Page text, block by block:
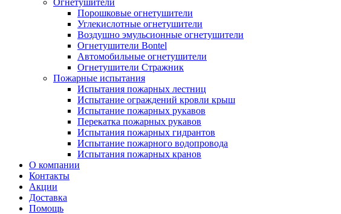
Огнетушители
Порошковые огнетушители
Углекислотные огнетушители
Воздушно эмульсионные огнетушители
Огнетушители Bontel
Автомобильные огнетушители
Огнетушители Стражник
Пожарные испытания
Испытания пожарных лестниц
Испытание ограждений кровли крыш
Испытание пожарных рукавов
Перекатка пожарных рукавов
Испытания пожарных гидрантов
Испытание пожарного водопровода
Испытания пожарных кранов
О компании
Контакты
Акции
Доставка
Помощь